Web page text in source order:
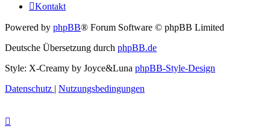
Kontakt
Powered by phpBB® Forum Software © phpBB Limited
Deutsche Übersetzung durch phpBB.de
Style: X-Creamy by Joyce&Luna phpBB-Style-Design
Datenschutz | Nutzungsbedingungen